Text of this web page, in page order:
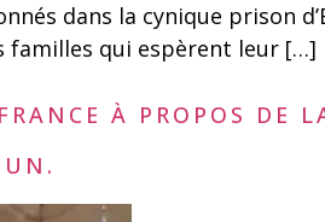
dans la cynique prison
familles qui espèrent leur […]
À PROPOS DE